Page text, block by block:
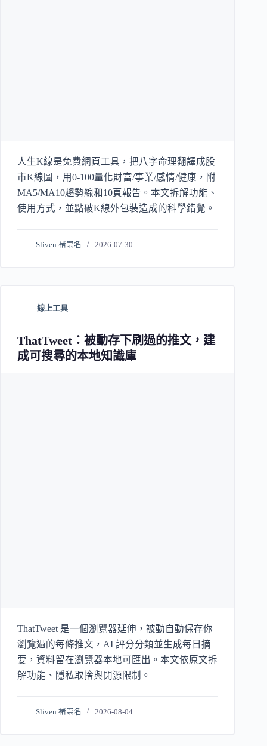
人生K線是免費網頁工具，把八字命理翻譯成股
市K線圖，用0-100量化財富/事業/感情/健康，附
MA5/MA10趨勢線和10頁報告。本文拆解功能、
使用方式，並點破K線外包裝造成的科學錯覺。
Sliven 褚崇名 2026-07-30
線上工具
ThatTweet：被動存下刷過的推文，建
成可搜尋的本地知識庫
ThatTweet 是一個瀏覽器延伸，被動自動保存你
瀏覽過的每條推文，AI 評分分類並生成每日摘
要，資料留在瀏覽器本地可匯出。本文依原文拆
解功能、隱私取捨與閉源限制。
Sliven 褚崇名 2026-08-04